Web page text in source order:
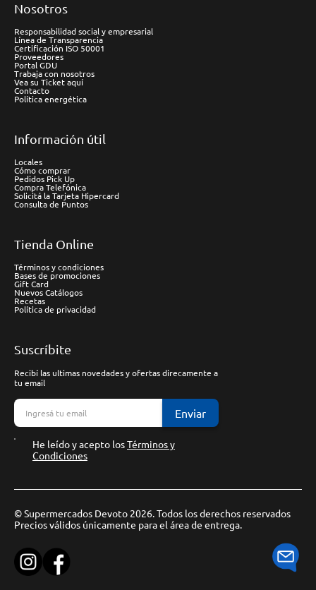
Nosotros
Responsabilidad social y empresarial
Línea de Transparencia
Certificación ISO 50001
Proveedores
Portal GDU
Trabaja con nosotros
Vea su Ticket aquí
Contacto
Política energética
Información útil
Locales
Cómo comprar
Pedidos Pick Up
Compra Telefónica
Solicitá la Tarjeta Hipercard
Consulta de Puntos
Tienda Online
Términos y condiciones
Bases de promociones
Gift Card
Nuevos Catálogos
Recetas
Política de privacidad
Suscríbite
Recibí las ultimas novedades y ofertas direcamente a
tu email
Enviar
He leído y acepto losTérminos y
Condiciones
© Supermercados Devoto 2026. Todos los derechos reservados
Precios válidos únicamente para el área de entrega.